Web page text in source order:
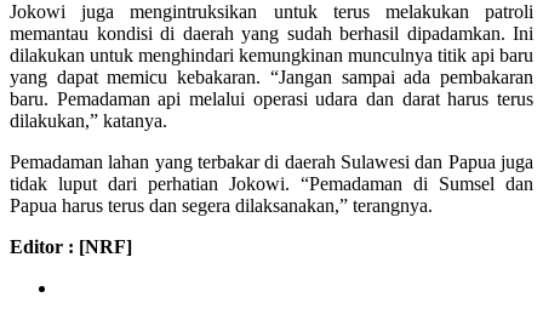
Jokowi juga mengintruksikan untuk terus melakukan patroli
memantau kondisi di daerah yang sudah berhasil dipadamkan. Ini
dilakukan untuk menghindari kemungkinan munculnya titik api baru
yang dapat memicu kebakaran. “Jangan sampai ada pembakaran
baru. Pemadaman api melalui operasi udara dan darat harus terus
dilakukan,” katanya.
Pemadaman lahan yang terbakar di daerah Sulawesi dan Papua juga
tidak luput dari perhatian Jokowi. “Pemadaman di Sumsel dan
Papua harus terus dan segera dilaksanakan,” terangnya.
Editor : [NRF]